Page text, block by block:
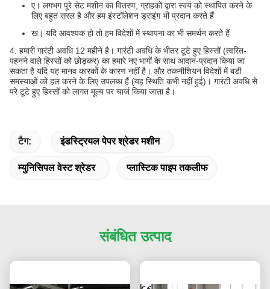
ए। लगभग पूरे सेट मशीन का वितरण, ग्राहकों द्वारा स्वयं को स्थापित करने के
लिए बहुत सरल है और हम इंस्टॉलेशन ड्राइंग भी प्रदान करते हैं
ख। यदि आवश्यक हो तो हम विदेशों में स्थापना का भी समर्थन करते हैं
4. हमारी गारंटी अवधि 12 महीने है। गारंटी अवधि के भीतर टूटे हुए हिस्सों (त्वरित-
पहनने वाले हिस्सों को छोड़कर) का हमारे नए भागों के साथ आदान-प्रदान किया जा
सकता है यदि यह मानव कारकों के कारण नहीं है। और तकनीशियन विदेशों में बड़ी
समस्याओं को हल करने के लिए उपलब्ध हैं (यह स्थिति कभी नहीं हुई)। गारंटी अवधि से
परे टूटे हुए हिस्सों को लागत मूल्य पर चार्ज किया जाता है।
टैग: इंडस्ट्रियल पेपर श्रेडर मशीन
म्युनिसिपल वेस्ट श्रेडर प्लास्टिक पाइप तकलीफ
संबंधित उत्पाद